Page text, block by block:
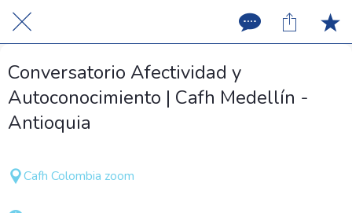
Conversatorio Afectividad y
Autoconocimiento | Cafh Medellín -
Antioquia
Cafh Colombia zoom